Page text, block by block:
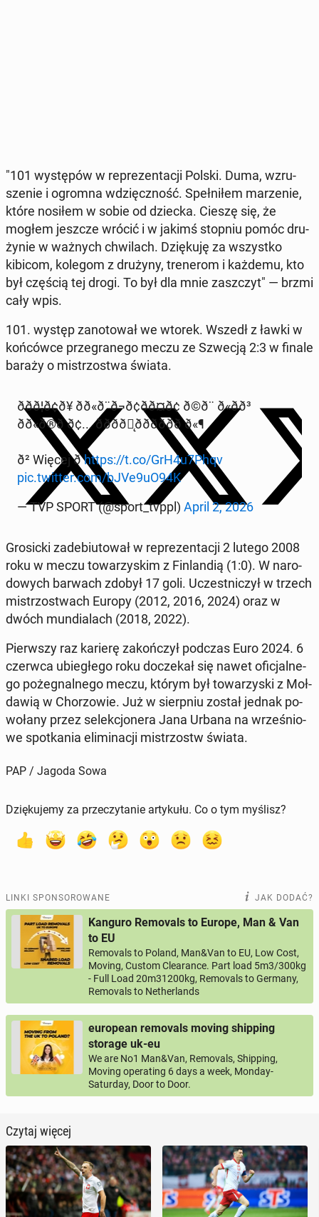
"101 wy­stę­pów w re­pre­zen­ta­cji Polski. Duma, wzru­
sze­nie i ogromna wdzięcz­ność. Speł­ni­łem ma­rze­nie,
które nosiłem w sobie od dziecka. Cieszę się, że
mogłem jeszcze wrócić i w jakimś stopniu pomóc dru­
ży­nie w ważnych chwi­lach. Dzię­ku­ję za wszyst­ko
kibicom, kolegom z drużyny, tre­ne­rom i każdemu, kto
był częścią tej drogi. To był dla mnie za­szczyt" — brzmi
cały wpis.
101. występ za­no­to­wał we wtorek. Wszedł z ławki w
koń­ców­ce prze­gra­ne­go meczu ze Szwecją 2:3 w finale
baraży o mi­strzo­stwa świata.
ððð¦ð¢ð¥ ðð«ð¨ð¬ð¢ðð¤ð¢ ð©ð¨ ð«ðð³
ðð«ð®ð ð¢... ðððð̨ðððððð ð«¶
ð² Więcej ðhttps://t.co/GrH4u7Phqv
pic.twitter.com/bJVe9uO94K
— TVP SPORT (@sport_tvppl) April 2, 2026
Gro­sic­ki za­de­biu­to­wał w re­pre­zen­ta­cji 2 lutego 2008
roku w meczu to­wa­rzy­skim z Fin­lan­dią (1:0). W na­ro­
do­wych barwach zdobył 17 goli. Uczest­ni­czył w trzech
mi­strzo­stwach Europy (2012, 2016, 2024) oraz w
dwóch mun­dia­lach (2018, 2022).
Pierw­szy raz karierę za­koń­czył podczas Euro 2024. 6
czerwca ubie­głe­go roku do­cze­kał się nawet ofi­cjal­ne­
go po­że­gnal­ne­go meczu, którym był to­wa­rzy­ski z Moł­
da­wią w Cho­rzo­wie. Już w sierp­niu został jednak po­
wo­ła­ny przez se­lek­cjo­ne­ra Jana Urbana na wrze­śnio­
we spo­tka­nia eli­mi­na­cji mi­strzostw świata.
PAP / Jagoda Sowa
Dziękujemy za przeczytanie artykułu. Co o tym myślisz?
LINKI SPONSOROWANE JAK DODAĆ?
Kanguro Removals to Europe, Man & Van
to EU
Removals to Poland, Man&Van to EU, Low Cost,
Moving, Custom Clearance. Part load 5m3/300kg
- Full Load 20m31200kg, Removals to Germany,
Removals to Netherlands
european removals moving shipping
storage uk-eu
We are No1 Man&Van, Removals, Shipping,
Moving operating 6 days a week, Monday-
Saturday, Door to Door.
Czytaj więcej